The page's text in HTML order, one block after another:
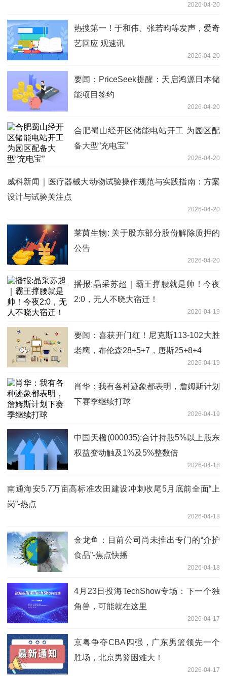
2026-04-20
热搜第一！于和伟、张若昀等发声，爱奇
艺回应 观速讯
2026-04-20
要闻：PriceSeek提醒：天启鸿源日本储
能项目签约
2026-04-20
合肥蜀山经开区储能电站开工 为园区配
备大型“充电宝”
2026-04-20
威科新闻｜医疗器械大动物试验操作规范与实践指南：方案
设计与试验关注点
2026-04-20
莱茵生物: 关于股东部分股份解除质押的
公告
2026-04-20
播报:晶采苏超｜霸王撑腰就是帅！今夜
2:0，无人不晓大宿迁！
2026-04-19
要闻：喜获开门红！尼克斯113-102大胜
老鹰，布伦森28+5+7，唐斯25+8+4
2026-04-19
肖华：我有各种迹象都表明，詹姆斯计划
下赛季继续打球
2026-04-19
中国天楹(000035):合计持股5%以上股东
权益变动触及1%及5%整数倍
2026-04-18
南通海安5.7万亩高标准农田建设冲刺收尾5月底前全面“上
岗”-热点
2026-04-18
金龙鱼：目前公司尚未推出专门的“介护
食品”-焦点快播
2026-04-18
4月23日投海TechShow专场：下一个独
角兽，可能就在这里
2026-04-17
京粤争夺CBA四强，广东男篮领先一个
胜场，北京男篮困难大！
2026-04-17